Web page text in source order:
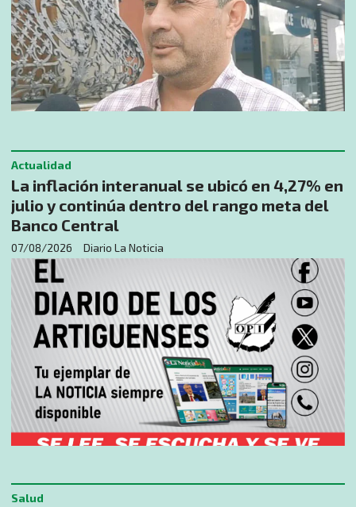
La inflación interanual se ubicó en 4,27% en
julio y continúa dentro del rango meta del
Banco Central
Diario La Noticia
Actualidad
07/08/2026
Salud